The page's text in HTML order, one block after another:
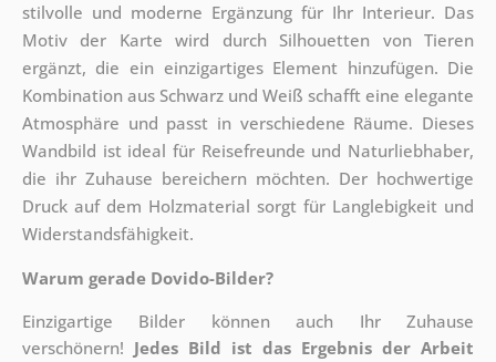
stilvolle und moderne Ergänzung für Ihr Interieur. Das
Motiv der Karte wird durch Silhouetten von Tieren
ergänzt, die ein einzigartiges Element hinzufügen. Die
Kombination aus Schwarz und Weiß schafft eine elegante
Atmosphäre und passt in verschiedene Räume. Dieses
Wandbild ist ideal für Reisefreunde und Naturliebhaber,
die ihr Zuhause bereichern möchten. Der hochwertige
Druck auf dem Holzmaterial sorgt für Langlebigkeit und
Widerstandsfähigkeit.
Warum gerade Dovido-Bilder?
Einzigartige Bilder können auch Ihr Zuhause
verschönern! Jedes Bild ist das Ergebnis der Arbeit